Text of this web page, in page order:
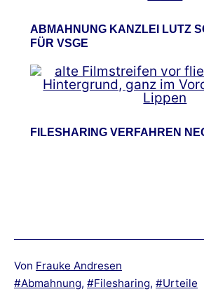
ABMAHNUNG KANZLEI LUTZ
FÜR VSGE
FILESHARING VERFAHREN
Von Frauke Andresen
Verschlagwortet
Abmahnung, Filesharing, Urteile